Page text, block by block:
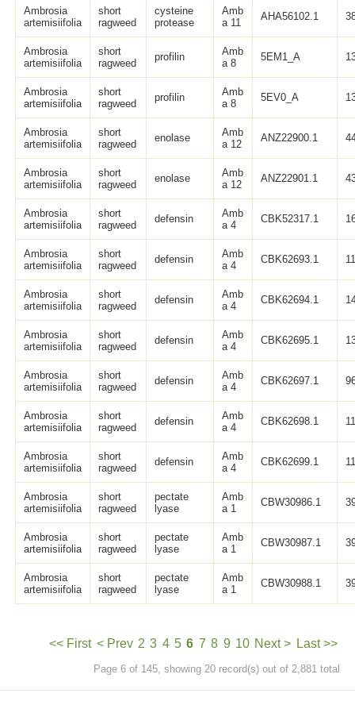
Ambrosia
artemisiifolia
short
ragweed
cysteine
protease
Amb
a 11
AHA56102.1
Ambrosia
artemisiifolia
short
ragweed
profilin
Amb
a 8
5EM1_A
Ambrosia
artemisiifolia
short
ragweed
profilin
Amb
a 8
5EV0_A
Ambrosia
artemisiifolia
short
ragweed
enolase
Amb
a 12
ANZ22900.1
Ambrosia
artemisiifolia
short
ragweed
enolase
Amb
a 12
ANZ22901.1
Ambrosia
artemisiifolia
short
ragweed
defensin
Amb
a 4
CBK52317.1
Ambrosia
artemisiifolia
short
ragweed
defensin
Amb
a 4
CBK62693.1
Ambrosia
artemisiifolia
short
ragweed
defensin
Amb
a 4
CBK62694.1
Ambrosia
artemisiifolia
short
ragweed
defensin
Amb
a 4
CBK62695.1
Ambrosia
artemisiifolia
short
ragweed
defensin
Amb
a 4
CBK62697.1
Ambrosia
artemisiifolia
short
ragweed
defensin
Amb
a 4
CBK62698.1
Ambrosia
artemisiifolia
short
ragweed
defensin
Amb
a 4
CBK62699.1
Ambrosia
artemisiifolia
short
ragweed
pectate
lyase
Amb
a 1
CBW30986.1
Ambrosia
artemisiifolia
short
ragweed
pectate
lyase
Amb
a 1
CBW30987.1
Ambrosia
artemisiifolia
short
ragweed
pectate
lyase
Amb
a 1
CBW30988.1
<< First < Prev 2 3 4 5 6 7 8 9 10 Next > Last >>
Page 6 of 145, showing 20 record(s) out of 2,881 total